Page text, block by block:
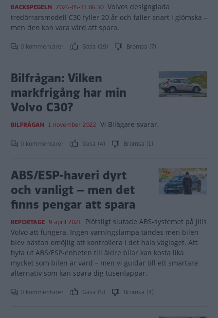
BACKSPEGELN 2026-05-31 06:30 Volvos designglada
tredörrarsmodell C30 fyller 20 år och faller snart i glömska –
men den kan vara värd att spara.
0 kommentarer Gasa (19) Bromsa (7)
Bilfrågan: Vilken
markfrigång har min
Volvo C30?
BILFRÅGAN 1 november 2022 Vi Bilägare svarar.
0 kommentarer Gasa (4) Bromsa (1)
ABS/ESP-haveri dyrt
och vanligt – men det
finns pengar att spara
REPORTAGE 9 april 2021 Plötsligt slutade ABS-systemet på Jills
Volvo att fungera. Ingen varningslampa tändes men bilen
blev nästan omöjlig att kontrollera i det hala väglaget. Att
byta ut ABS/ESP-enheten till äldre bilar kan kosta lika
mycket som bilen är värd – men vi guidar till ett smartare
alternativ som kan spara dig tusenlappar.
0 kommentarer Gasa (5) Bromsa (4)